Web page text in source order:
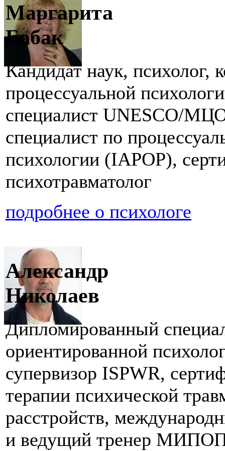
Маргарита
Бабак
Кандидат наук, психолог,
процессуальной
специалист UNESCO/
специалист по
психологии (IAPOP),
психотравматолог
подробнее о психологе
Александр
Николаев
Дипломированный
ориентированной
супервизор ISPWR,
терапии психической
расстройств,
и ведущий тренер